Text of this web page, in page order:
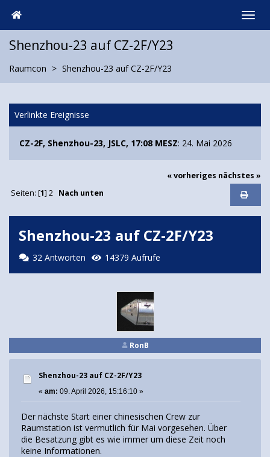
Shenzhou-23 auf CZ-2F/Y23
Raumcon Shenzhou-23 auf CZ-2F/Y23
Verlinkte Ereignisse
CZ-2F, Shenzhou-23, JSLC, 17:08 MESZ: 24. Mai 2026
« vorheriges nächstes »
Seiten: [1] 2 Nach unten
Shenzhou-23 auf CZ-2F/Y23
32 Antworten 14379 Aufrufe
RonB
Shenzhou-23 auf CZ-2F/Y23
« am: 09. April 2026, 15:16:10 »
Der nächste Start einer chinesischen Crew zur
Raumstation ist vermutlich für Mai vorgesehen. Über
die Besatzung gibt es wie immer um diese Zeit noch
keine Informationen.